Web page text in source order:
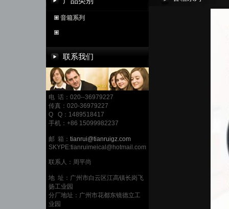
音箱系列
联系我们
电 话：020--36979227
传真：020-36979227
Q Q：1489518417
手机：+86 15099982237
邮 箱： tianrui@tianruigz.com
SKYPE:tianruimeical@hotmail.com
联系人：周平尚
地 址：广州市白云区江高镇长岗飞
扬工业园
分厂地址：广州市花都东镜德立工
业园